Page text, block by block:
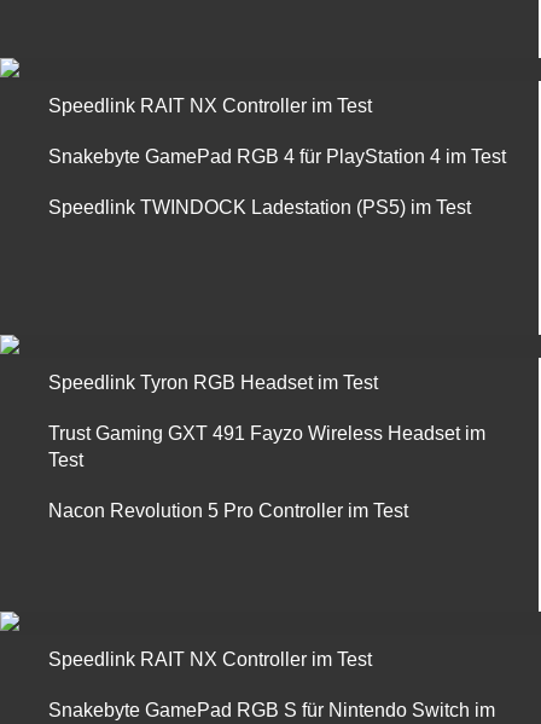
Speedlink RAIT NX Controller im Test
Snakebyte GamePad RGB 4 für PlayStation 4 im Test
Speedlink TWINDOCK Ladestation (PS5) im Test
Speedlink Tyron RGB Headset im Test
Trust Gaming GXT 491 Fayzo Wireless Headset im
Test
Nacon Revolution 5 Pro Controller im Test
Speedlink RAIT NX Controller im Test
Snakebyte GamePad RGB S für Nintendo Switch im